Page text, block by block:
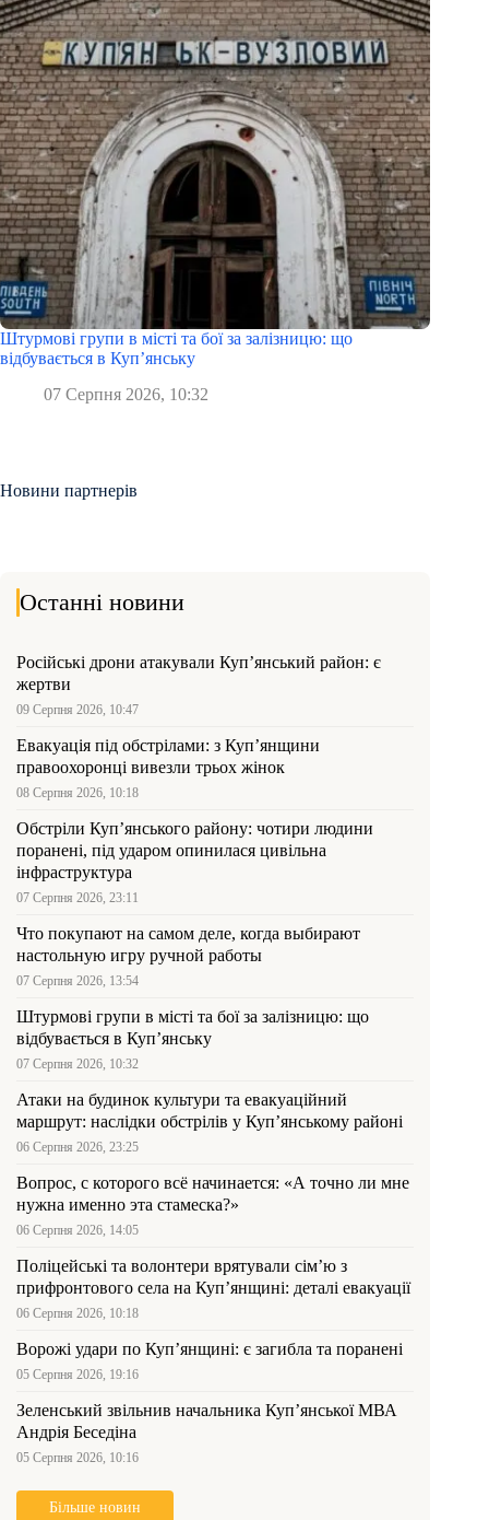
Штурмові групи в місті та бої за залізницю: що
відбувається в Куп’янську
07 Серпня 2026, 10:32
Новини партнерів
Останні новини
Російські дрони атакували Куп’янський район: є
жертви
09 Серпня 2026, 10:47
Евакуація під обстрілами: з Куп’янщини
правоохоронці вивезли трьох жінок
08 Серпня 2026, 10:18
Обстріли Куп’янського району: чотири людини
поранені, під ударом опинилася цивільна
інфраструктура
07 Серпня 2026, 23:11
Что покупают на самом деле, когда выбирают
настольную игру ручной работы
07 Серпня 2026, 13:54
Штурмові групи в місті та бої за залізницю: що
відбувається в Куп’янську
07 Серпня 2026, 10:32
Атаки на будинок культури та евакуаційний
маршрут: наслідки обстрілів у Куп’янському районі
06 Серпня 2026, 23:25
Вопрос, с которого всё начинается: «А точно ли мне
нужна именно эта стамеска?»
06 Серпня 2026, 14:05
Поліцейські та волонтери врятували сім’ю з
прифронтового села на Куп’янщині: деталі евакуації
06 Серпня 2026, 10:18
Ворожі удари по Куп’янщині: є загибла та поранені
05 Серпня 2026, 19:16
Зеленський звільнив начальника Купʼянської МВА
Андрія Беседіна
05 Серпня 2026, 10:16
Більше новин